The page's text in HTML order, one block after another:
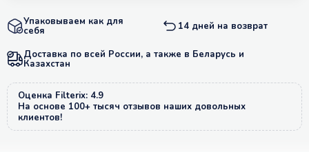
Упаковываем как для
себя 14 дней на возврат
Доставка по всей России, а также в Беларусь и
Казахстан
Оценка Filterix: 4.9
На основе 100+ тысяч отзывов наших довольных
клиентов!